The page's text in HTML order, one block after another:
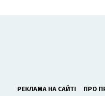
РЕКЛАМА НА САЙТІ ПРО